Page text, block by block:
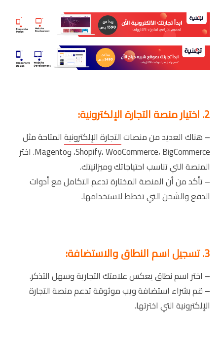
2. اختيار منصة التجارة الإلكترونية:
– هناك العديد من منصاتالتجارة الإلكترونيةالمتاحة مثل
Shopify، WooCommerce، BigCommerce، وMagento. اختر
المنصة التي تناسب احتياجاتك وميزانيتك.
– تأكد من أن المنصة المختارة تدعم التكامل مع أدوات
الدفع والشحن التي تخطط لاستخدامها.
3. تسجيل اسم النطاق والاستضافة:
– اختر اسم نطاق يعكس علامتك التجارية وسهل التذكر.
– قم بشراء استضافة ويب موثوقة تدعم منصة التجارة
الإلكترونية التي اخترتها.